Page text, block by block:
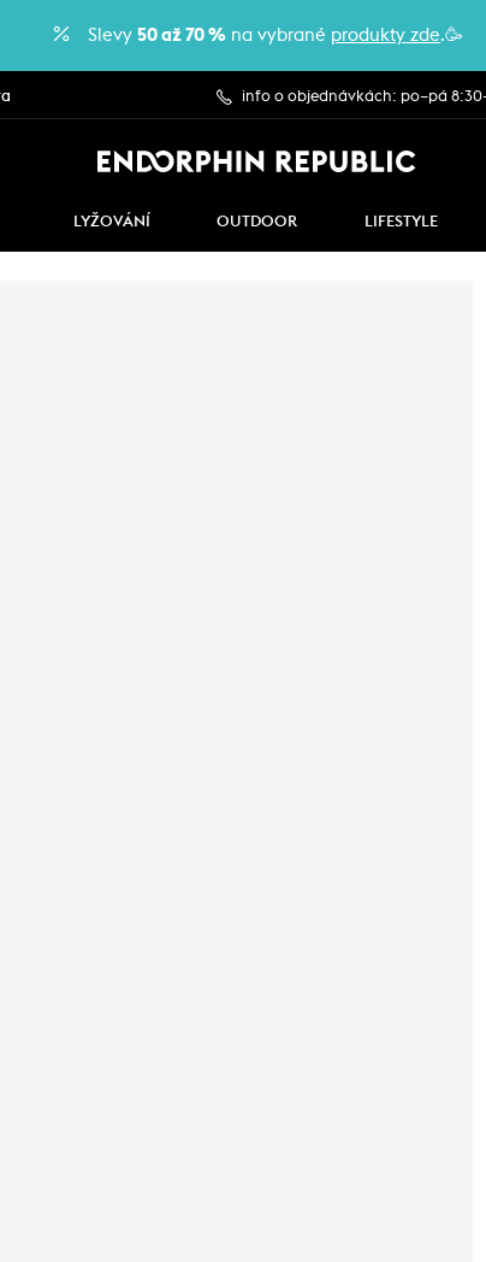
Slevy 50 až 70 % na vybrané produkty zde.🥳
info o objednávkách: po–pá
LYŽOVÁNÍ OUTDOOR LIFESTYLE